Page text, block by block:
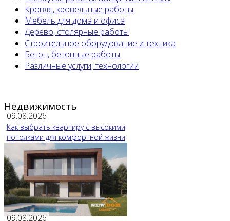
Кровля, кровельные работы
Мебель для дома и офиса
Дерево, столярные работы
Строительное оборудование и техника
Бетон, бетонные работы
Различные услуги, технологии
Недвижимость
09.08.2026
Как выбрать квартиру с высокими
потолками для комфортной жизни
09.08.2026